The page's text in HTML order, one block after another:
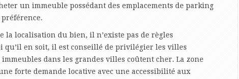
un immeuble possédant des emplacements de parking
la localisation du bien, il n’existe pas de règles
qu’il en soit, il est conseillé de privilégier les villes
immeubles dans les grandes villes coûtent cher. La zone
forte demande locative avec une accessibilité aux